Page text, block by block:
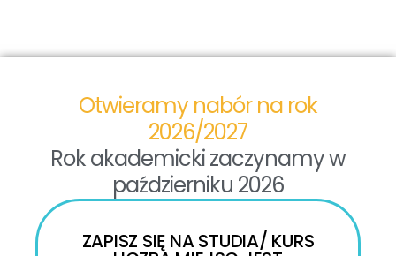
Otwieramy nabór na rok
2026/2027
Rok akademicki zaczynamy w
październiku 2026
ZAPISZ SIĘ NA STUDIA/ KURS